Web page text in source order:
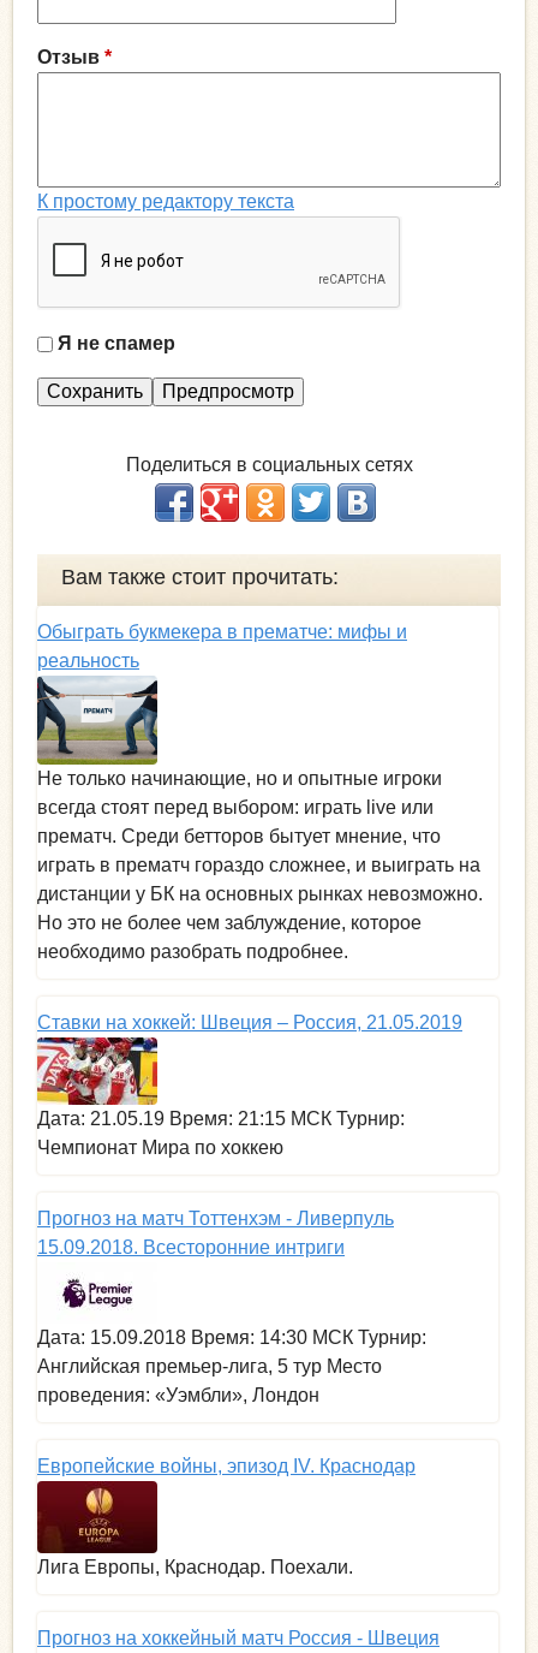
Отзыв *
К простому редактору текста
с
Я не спамер
Поделиться в социальных сетях
Вам также стоит прочитать:
Обыграть букмекера в прематче: мифы и
реальность
Не только начинающие, но и опытные игроки
всегда стоят перед выбором: играть live или
прематч. Среди бетторов бытует мнение, что
играть в прематч гораздо сложнее, и выиграть на
дистанции у БК на основных рынках невозможно.
Но это не более чем заблуждение, которое
необходимо разобрать подробнее.
Ставки на хоккей: Швеция – Россия, 21.05.2019
Дата: 21.05.19 Время: 21:15 МСК Турнир:
Чемпионат Мира по хоккею
Прогноз на матч Тоттенхэм - Ливерпуль
15.09.2018. Всесторонние интриги
Дата: 15.09.2018 Время: 14:30 МСК Турнир:
Английская премьер-лига, 5 тур Место
проведения: «Уэмбли», Лондон
Европейские войны, эпизод IV. Краснодар
Лига Европы, Краснодар. Поехали.
Прогноз на хоккейный матч Россия - Швеция